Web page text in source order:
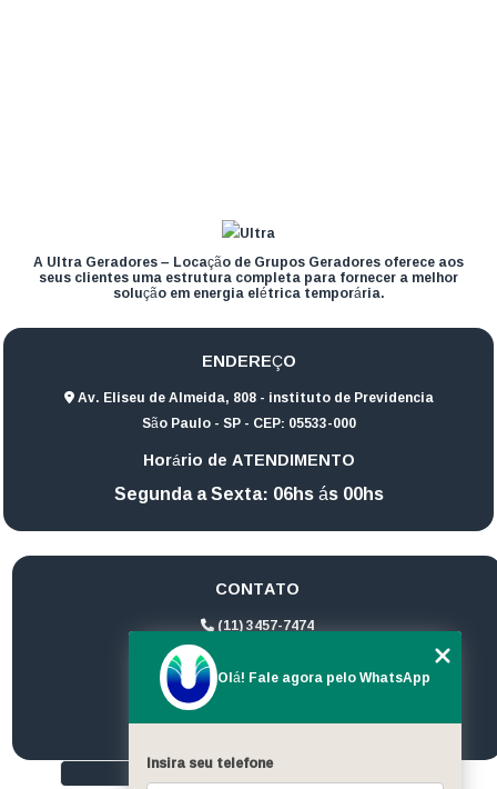
A Ultra Geradores – Locação de Grupos Geradores oferece aos
seus clientes uma estrutura completa para fornecer a melhor
solução em energia elétrica temporária.
ENDEREÇO
Av. Eliseu de Almeida, 808 - instituto de Previdencia
São Paulo - SP - CEP: 05533-000
Horário de ATENDIMENTO
Segunda a Sexta: 06hs ás 00hs
CONTATO
(11) 3457-7474
(11) 94172-1974
contato@ultrageradores.com
HOME
Olá! Fale agora pelo WhatsApp
Insira seu telefone